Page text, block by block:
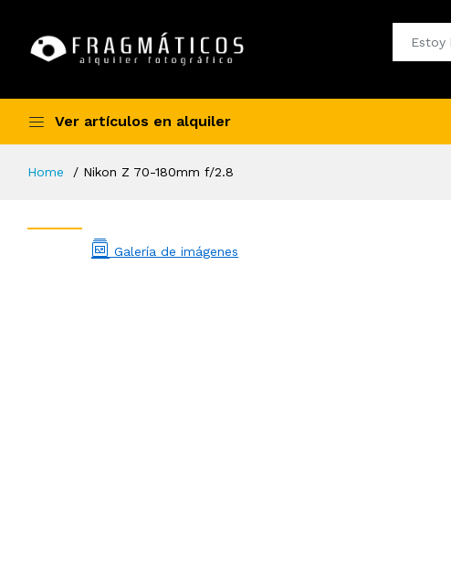
Ver artículos en alquiler
Home Nikon Z 70-180mm f/2.8
Galería de imágenes